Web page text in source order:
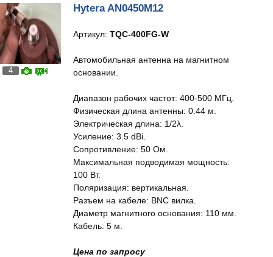
4
Hytera AN0450M12
Артикул: TQC-400FG-W
Автомобильная антенна на магнитном
основании.
Диапазон рабочих частот: 400-500 МГц.
Физическая длина антенны: 0.44 м.
Электрическая длина: 1/2λ.
Усиление: 3.5 dBi.
Сопротивление: 50 Ом.
Максимальная подводимая мощность:
100 Вт.
Поляризация: вертикальная.
Разъем на кабеле: BNC вилка.
Диаметр магнитного основания: 110 мм.
Кабель: 5 м.
Цена по запросу